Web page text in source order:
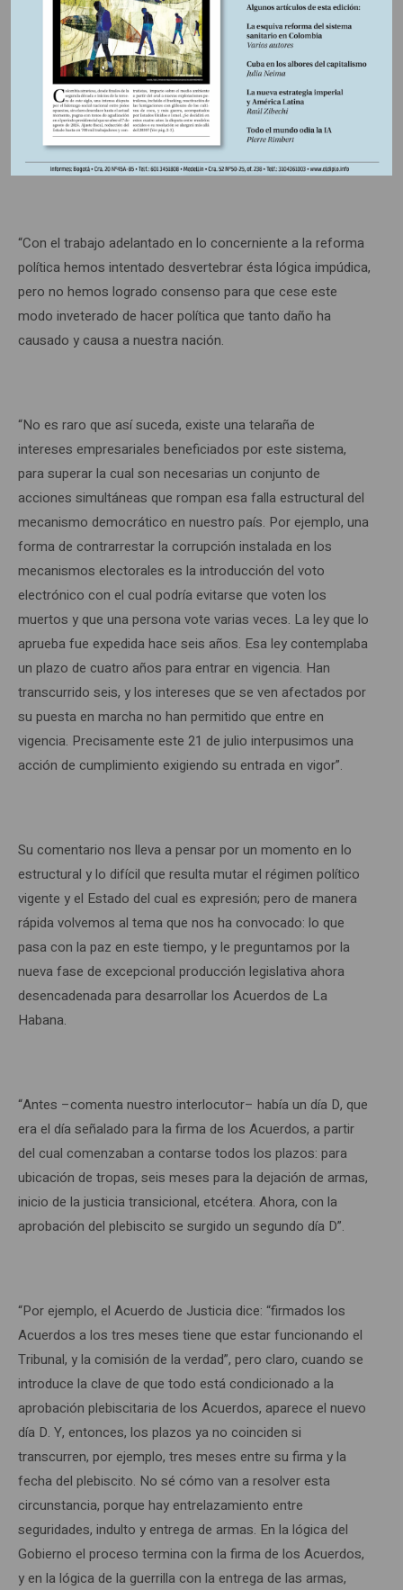
transacciones para impulsar la agenda legislativa
gubernamental y el gobierno de turno paga en nóminas y
contrato esta línea de acción que prevalece en amplias
franjas del Estado, lo que al mismo tiempo asegura que la
acción estatal no esté orientada, ni sea ejecutada, por
franjas sociales preparadas para resolver los problemas
sociales prevalecientes.
“Con el trabajo adelantado en lo concerniente a la reforma
política hemos intentado desvertebrar ésta lógica impúdica,
pero no hemos logrado consenso para que cese este
modo inveterado de hacer política que tanto daño ha
causado y causa a nuestra nación.
“No es raro que así suceda, existe una telaraña de
intereses empresariales beneficiados por este sistema,
para superar la cual son necesarias un conjunto de
acciones simultáneas que rompan esa falla estructural del
mecanismo democrático en nuestro país. Por ejemplo, una
forma de contrarrestar la corrupción instalada en los
mecanismos electorales es la introducción del voto
electrónico con el cual podría evitarse que voten los
muertos y que una persona vote varias veces. La ley que lo
aprueba fue expedida hace seis años. Esa ley contemplaba
un plazo de cuatro años para entrar en vigencia. Han
transcurrido seis, y los intereses que se ven afectados por
su puesta en marcha no han permitido que entre en
vigencia. Precisamente este 21 de julio interpusimos una
acción de cumplimiento exigiendo su entrada en vigor”.
Su comentario nos lleva a pensar por un momento en lo
estructural y lo difícil que resulta mutar el régimen político
vigente y el Estado del cual es expresión; pero de manera
rápida volvemos al tema que nos ha convocado: lo que
pasa con la paz en este tiempo, y le preguntamos por la
nueva fase de excepcional producción legislativa ahora
desencadenada para desarrollar los Acuerdos de La
Habana.
“Antes –comenta nuestro interlocutor– había un día D, que
era el día señalado para la firma de los Acuerdos, a partir
del cual comenzaban a contarse todos los plazos: para
ubicación de tropas, seis meses para la dejación de armas,
inicio de la justicia transicional, etcétera. Ahora, con la
aprobación del plebiscito se surgido un segundo día D”.
“Por ejemplo, el Acuerdo de Justicia dice: “firmados los
Acuerdos a los tres meses tiene que estar funcionando el
Tribunal, y la comisión de la verdad”, pero claro, cuando se
introduce la clave de que todo está condicionado a la
aprobación plebiscitaria de los Acuerdos, aparece el nuevo
día D. Y, entonces, los plazos ya no coinciden si
transcurren, por ejemplo, tres meses entre su firma y la
fecha del plebiscito. No sé cómo van a resolver esta
circunstancia, porque hay entrelazamiento entre
seguridades, indulto y entrega de armas. En la lógica del
Gobierno el proceso termina con la firma de los Acuerdos,
y en la lógica de la guerrilla con la entrega de las armas,